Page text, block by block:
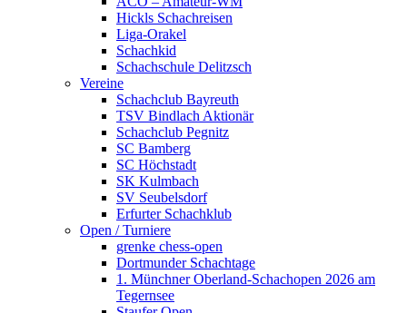
Hickls Schachreisen
Liga-Orakel
Schachkid
Schachschule Delitzsch
Vereine
Schachclub Bayreuth
TSV Bindlach Aktionär
Schachclub Pegnitz
SC Bamberg
SC Höchstadt
SK Kulmbach
SV Seubelsdorf
Erfurter Schachklub
Open / Turniere
grenke chess-open
Dortmunder Schachtage
1. Münchner Oberland-Schachopen 2026 am
Tegernsee